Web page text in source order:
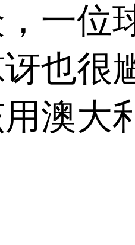
一位
也很
澳大